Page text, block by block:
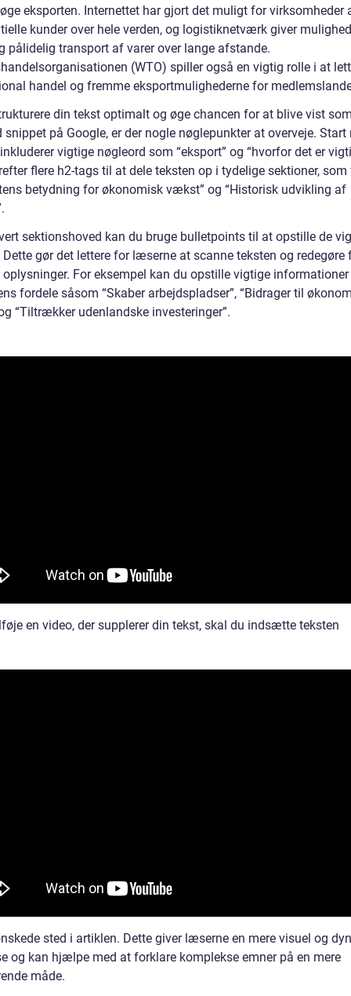
eksporten. Internettet har gjort det muligt for virksomheder
kunder over hele verden, og logistiknetværk giver
pålidelig transport af varer over lange afstande.
(WTO) spiller også en vigtig rolle i at
handel og fremme eksportmulighederne for
din tekst optimalt og øge chancen for at blive vist
snippet på Google, er der nogle nøglepunkter at overveje. Start
vigtige nøgleord som “eksport” og “hvorfor det er
flere h2-tags til at dele teksten op i tydelige sektioner, som
betydning for økonomisk vækst” og “Historisk udvikling af
sektionshoved kan du bruge bulletpoints til at opstille de
Dette gør det lettere for læserne at scanne teksten og redegøre
oplysninger. For eksempel kan du opstille vigtige
fordele såsom “Skaber arbejdspladser”, “Bidrager til
“Tiltrækker udenlandske investeringer”.
en video, der supplerer din tekst, skal du indsætte teksten
sted i artiklen. Dette giver læserne en mere visuel og
og kan hjælpe med at forklare komplekse emner på en mere
måde.